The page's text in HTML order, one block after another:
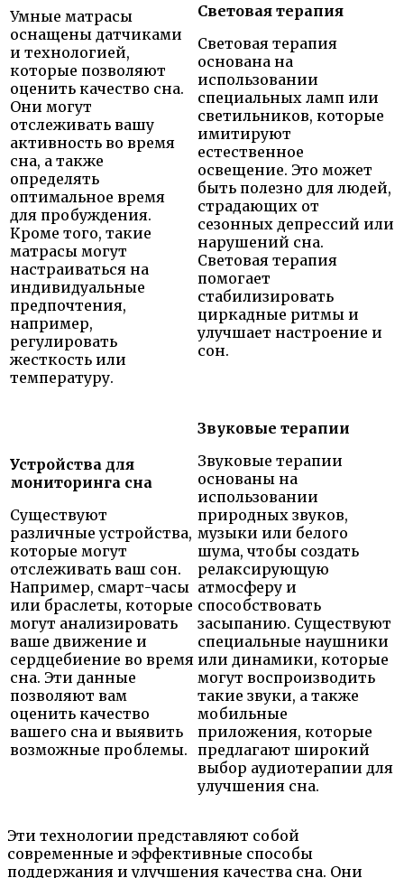
Умные матрасы
оснащены датчиками
и технологией,
которые позволяют
оценить качество сна.
Они могут
отслеживать вашу
активность во время
сна, а также
определять
оптимальное время
для пробуждения.
Кроме того, такие
матрасы могут
настраиваться на
индивидуальные
предпочтения,
например,
регулировать
жесткость или
температуру.
Световая терапия
Световая терапия
основана на
использовании
специальных ламп или
светильников, которые
имитируют
естественное
освещение. Это может
быть полезно для людей,
страдающих от
сезонных депрессий или
нарушений сна.
Световая терапия
помогает
стабилизировать
циркадные ритмы и
улучшает настроение и
сон.
Устройства для
мониторинга сна
Существуют
различные устройства,
которые могут
отслеживать ваш сон.
Например, смарт-часы
или браслеты, которые
могут анализировать
ваше движение и
сердцебиение во время
сна. Эти данные
позволяют вам
оценить качество
вашего сна и выявить
возможные проблемы.
Звуковые терапии
Звуковые терапии
основаны на
использовании
природных звуков,
музыки или белого
шума, чтобы создать
релаксирующую
атмосферу и
способствовать
засыпанию. Существуют
специальные наушники
или динамики, которые
могут воспроизводить
такие звуки, а также
мобильные
приложения, которые
предлагают широкий
выбор аудиотерапии для
улучшения сна.
Эти технологии представляют собой
современные и эффективные способы
поддержания и улучшения качества сна. Они